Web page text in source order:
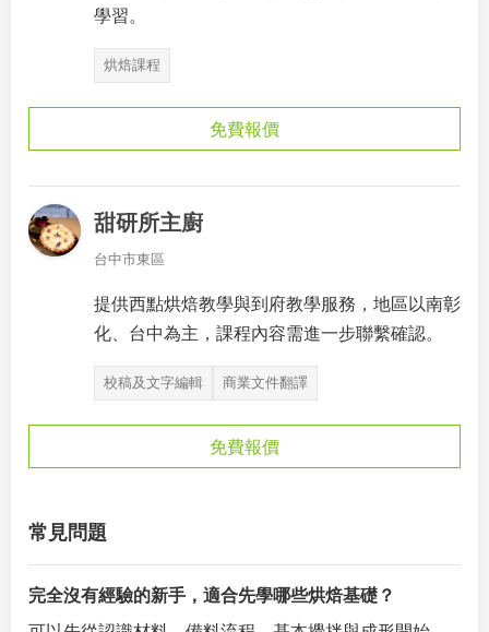
學習。
烘焙課程
免費報價
甜研所主廚
台中市東區
提供西點烘焙教學與到府教學服務，地區以南彰
化、台中為主，課程內容需進一步聯繫確認。
校稿及文字編輯 商業文件翻譯
免費報價
常見問題
完全沒有經驗的新手，適合先學哪些烘焙基礎？